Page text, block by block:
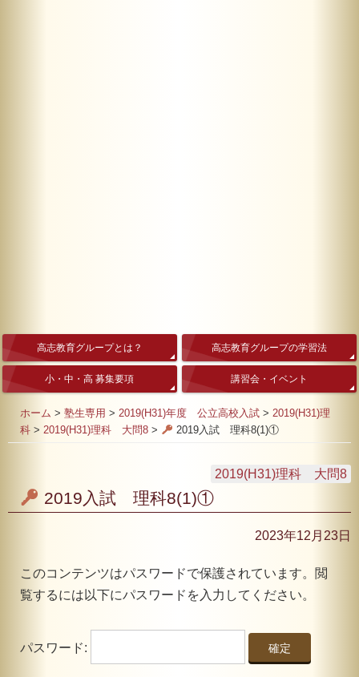
高志教育グループとは？ 高志教育グループの学習法
小・中・高 募集要項 講習会・イベント
ホーム > 塾生専用 > 2019(H31)年度 公立高校入試 > 2019(H31)理
科 > 2019(H31)理科 大問8 > 2019入試 理科8(1)①
2019(H31)理科 大問8
2019入試 理科8(1)①
2023年12月23日
このコンテンツはパスワードで保護されています。閲
覧するには以下にパスワードを入力してください。
パスワード: